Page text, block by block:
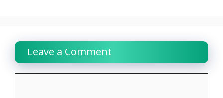
Leave a Comment